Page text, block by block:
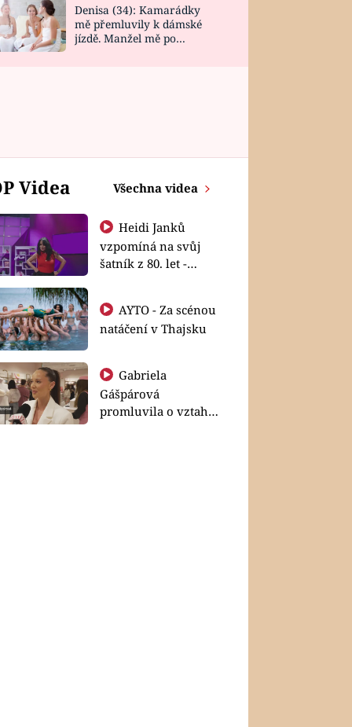
Denisa (34): Kamarádky
mě přemluvily k dámské
jízdě. Manžel mě po
Videa Všechna videa
Heidi Janků
vzpomíná na svůj
šatník z 80. let -
natáčení v Thajsku
Gabriela
Gášpárová
promluvila o vztahu